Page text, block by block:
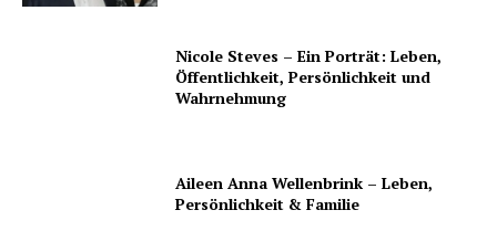
Nicole Steves – Ein Porträt: Leben,
Öffentlichkeit, Persönlichkeit und
Wahrnehmung
Aileen Anna Wellenbrink – Leben,
Persönlichkeit & Familie